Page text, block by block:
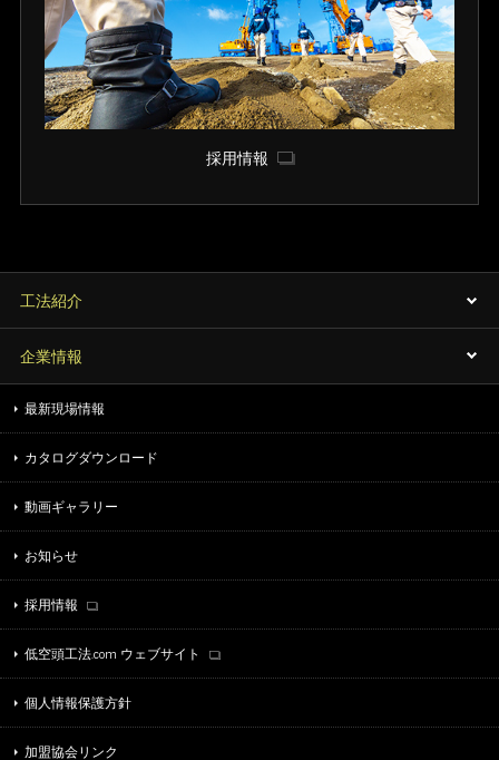
採用情報
工法紹介
企業情報
最新現場情報
カタログダウンロード
動画ギャラリー
お知らせ
採用情報
低空頭工法.com ウェブサイト
個人情報保護方針
加盟協会リンク